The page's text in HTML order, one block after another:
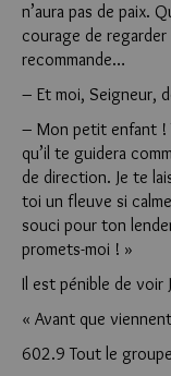
n’aura pas de paix.
courage de
recommande…
– Et moi, Seigneur,
– Mon petit enfant !
qu’il te guidera
de direction. Je te
toi un fleuve si
souci pour ton
promets-moi ! »
Il est pénible de voir
« Avant que
602.9 Tout le